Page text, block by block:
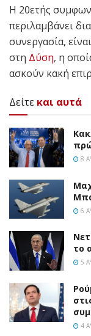
Η 20ετής
περιλαμβάνει
συνεργασία,
στη Δύση, η
ασκούν κακή
Δείτε και αυτά
8
6
το
5
4